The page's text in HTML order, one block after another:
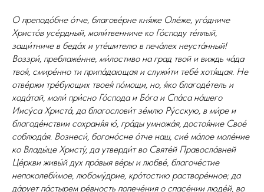
О преподо́бне о́тче, благове́рне кня́же Оле́же, уго́дниче
Христо́в усе́рдный, моли́твенниче ко Го́споду те́плый,
защи́тниче в беда́х и уте́шителю в печа́лех неуста́нный!
Воззри́, преблаже́нне, ми́лостиво на град твой и виждь ча́да
твоя́, смире́нно ти припа́дающая и служи́ти тебе́ хотя́щая. Не
отве́ржи тре́бующих твоея́ по́мощи, но, я́ко благоде́тель и
хода́тай, моли́ при́сно Го́спода и Бо́га и Спа́са на́шего
Иису́са Христа́, да благослови́т зе́млю Ру́сскую, в ми́ре и
благоде́нствии сохраня́я ю́, гра́ды умножа́я, достоя́ние Свое́
соблюда́я. Вознеси́, богоно́сне о́тче наш, сие́ ма́лое моле́ние
ко Влады́це Христу́, да утверди́т во Святе́й Правосла́вней
Це́ркви живы́й дух пра́выя ве́ры и любве́, благоче́стие
непоколеби́мое, любому́дрие, кро́тостию растворе́нное; да
да́рует па́стырем ре́вность попече́ния о спасе́нии люде́й, во